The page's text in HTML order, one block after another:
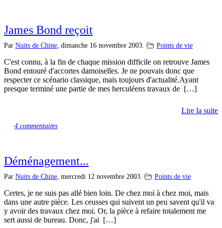
James Bond reçoit
Par Nuits de Chine, dimanche 16 novembre 2003. Points de vie
C'est connu, à la fin de chaque mission difficile on retrouve James
Bond entouré d'accortes damoiselles. Je ne pouvais donc que
respecter ce scénario classique, mais toujours d'actualité.Ayant
presque terminé une partie de mes herculéens travaux de […]
Lire la suite
4 commentaires
Déménagement...
Par Nuits de Chine mercredi 12 novembre 2003. Points de vie
Certes, je ne suis pas allé bien loin. De chez moi à chez moi, mais
dans une autre pièce. Les ceusses qui suivent un peu savent qu'il va
y avoir des travaux chez moi. Or, la pièce à refaire totalement me
sert aussi de bureau. Donc, j'ai […]